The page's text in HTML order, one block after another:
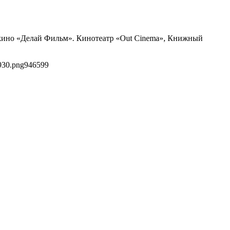
кино «Делай Фильм». Кинотеатр «Out Cinema», Книжный
946599